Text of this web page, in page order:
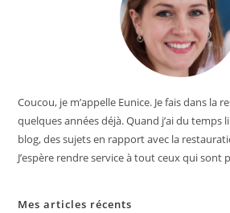
Coucou, je m’appelle Eunice. Je fais dans la
quelques années déjà. Quand j’ai du temps
blog, des sujets en rapport avec la
J’espère rendre service à tout ceux qui sont
Mes articles récents